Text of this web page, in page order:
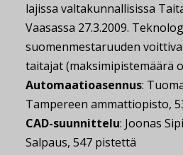
lajissa valtakunnallisissa
Vaasassa 27.3.2009.
suomenmestaruuden
taitajat (maksimipistemäärä
Automaatioasennus:
Tampereen ammattiopisto,
CAD-suunnittelu: Joonas
Salpaus, 547 pistettä